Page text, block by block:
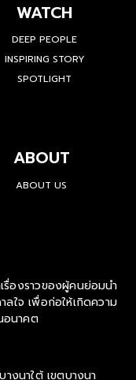
WATCH
DEEP PEOPLE
INSPIRING STORY
SPOTLIGHT
ABOUT
ABOUT US
รื่องราวของผู้คนย่อมนำ
ลใจ เพื่อก่อให้เกิดความ
อนาคต
งนาใต้ เขตบางนา